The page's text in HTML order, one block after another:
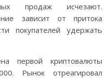
продаж исчезают.
зависит от притока
покупателей удержать
первой криптовалюты
Рынок отреагировал